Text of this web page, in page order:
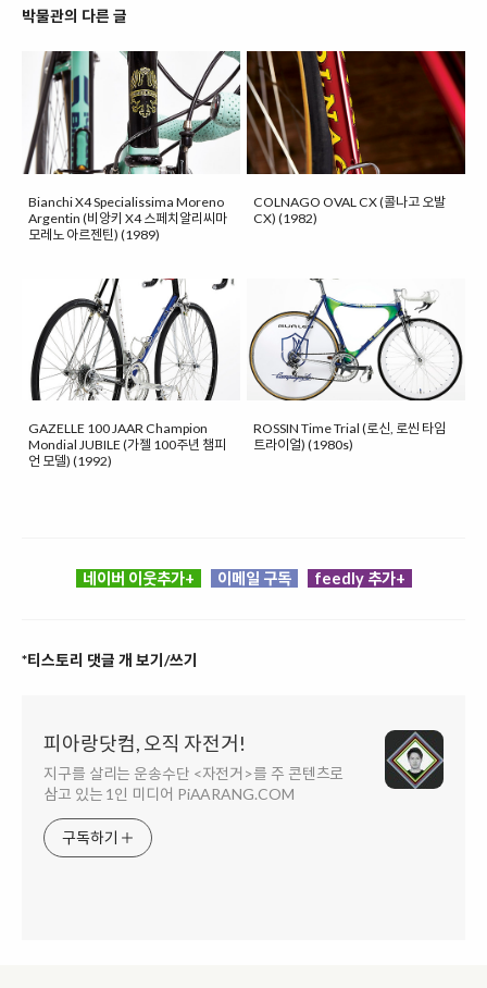
박물관의 다른 글
Bianchi X4 Specialissima Moreno
Argentin (비앙키 X4 스페치알리씨마
모레노 아르젠틴) (1989)
COLNAGO OVAL CX (콜나고 오발
CX) (1982)
GAZELLE 100 JAAR Champion
Mondial JUBILE (가젤 100주년 챔피
언 모델) (1992)
ROSSIN Time Trial (로신, 로씬 타임
트라이얼) (1980s)
네이버 이웃추가+ 이메일 구독 feedly 추가+
*티스토리 댓글 개 보기/쓰기
피아랑닷컴, 오직 자전거!
지구를 살리는 운송수단 <자전거>를 주 콘텐츠로
삼고 있는 1인 미디어 PiAARANG.COM
구독하기